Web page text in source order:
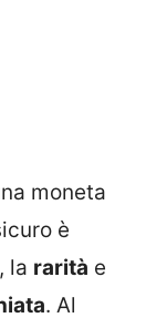
moneta
è
, la rarità e
. Al